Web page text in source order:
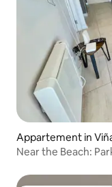
Appartement in
Near the Beach: